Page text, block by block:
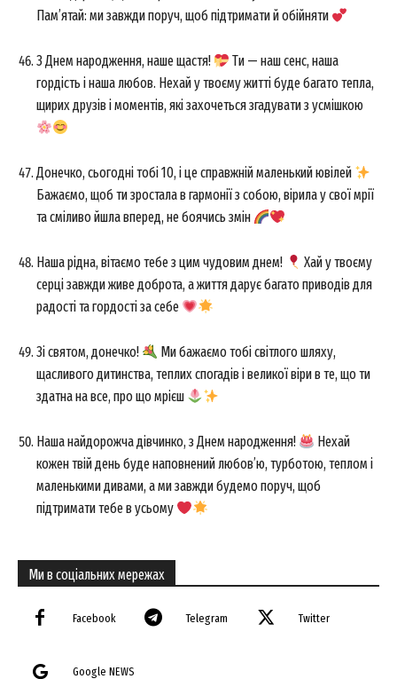
Пам’ятай: ми завжди поруч, щоб підтримати й обійняти
З Днем народження, наше щастя!
Ти — наш сенс, наша
гордість і наша любов. Нехай у твоєму житті буде багато тепла,
щирих друзів і моментів, які захочеться згадувати з усмішкою
Донечко, сьогодні тобі 10, і це справжній маленький ювілей
Бажаємо, щоб ти зростала в гармонії з собою, вірила у свої мрії
та сміливо йшла вперед, не боячись змін
Наша рідна, вітаємо тебе з цим чудовим днем!
Хай у твоєму
серці завжди живе доброта, а життя дарує багато приводів для
радості та гордості за себе
Зі святом, донечко!
Ми бажаємо тобі світлого шляху,
щасливого дитинства, теплих спогадів і великої віри в те, що ти
здатна на все, про що мрієш
Наша найдорожча дівчинко, з Днем народження!
Нехай
кожен твій день буде наповнений любов’ю, турботою, теплом і
маленькими дивами, а ми завжди будемо поруч, щоб
підтримати тебе в усьому
Ми в соціальних мережах
Facebook Telegram Twitter
Google NEWS